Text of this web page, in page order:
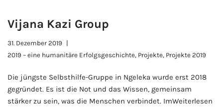
Vijana Kazi Group
31. Dezember 2019
2019 – eine humanitäre Erfolgsgeschichte, Projekte, Projekte 2019
Die jüngste Selbsthilfe-Gruppe in Ngeleka wurde erst 2018
gegründet. Es ist die Not und das Wissen, gemeinsam
stärker zu sein, was die Menschen verbindet. ImWeiterlesen